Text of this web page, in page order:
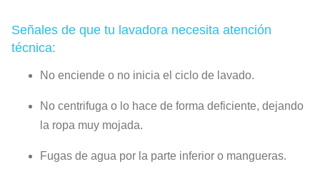
Señales de que tu lavadora necesita atención
técnica:
No enciende o no inicia el ciclo de lavado.
No centrifuga o lo hace de forma deficiente, dejando
la ropa muy mojada.
Fugas de agua por la parte inferior o mangueras.